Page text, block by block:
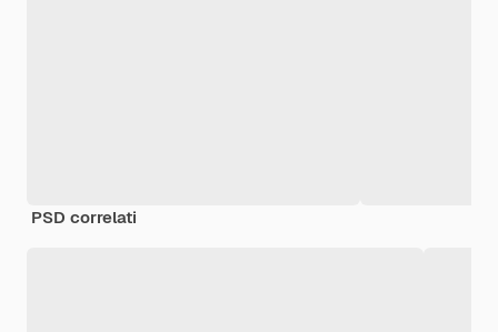
PSD correlati